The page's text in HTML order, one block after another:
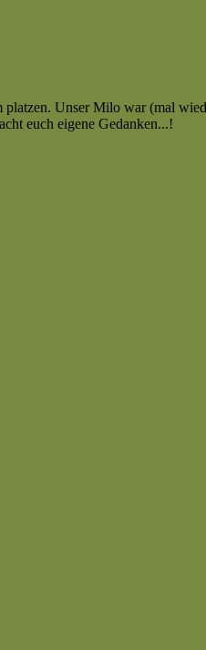
Unser Milo war (mal
euch eigene Gedanken...!